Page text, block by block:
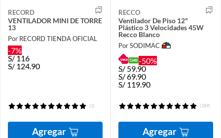
RECORD
VENTILADOR MINI DE TORRE
13
Por RECORD TIENDA OFICIAL
-7%
S/116
S/ 124.90
(1)
Agregar
RECCO
Ventilador De Piso 12"
Plástico 3 Velocidades 45W
Recco Blanco
Por SODIMAC
-50%
S/ 59.90
S/69.90
S/ 119.90
(189)
Agregar